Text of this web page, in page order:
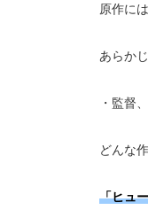
原作に
あらか
・監督
どんな
「ヒュ